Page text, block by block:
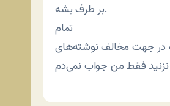
بر طرف بشه.
تمام
در جهت مخالف نوشته‌های